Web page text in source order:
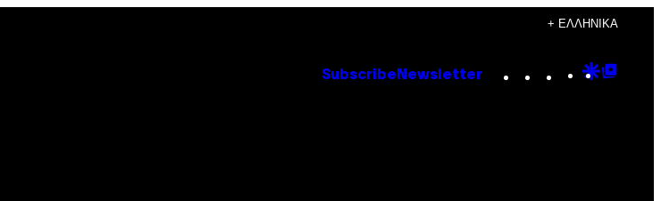
+ ΕΛΛΗΝΙΚΆ
Subscribe Newsletter Instagram
TikTok
YouTube
Google